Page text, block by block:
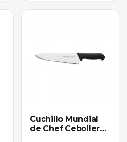
Cuchillo Mundial
de Chef Cebollero